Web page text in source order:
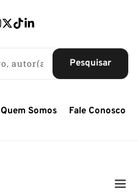
Pesquisar
Quem Somos Fale Conosco